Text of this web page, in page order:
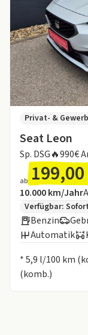
Seat Leon
Privat- &
ab
Angebotsdetails:
Inklusive
10.000 km/Jahr
Zusätzliche
Verfügbar: Sofort
Benzin
Automatik
* 5,9 l/100 km
(komb.)